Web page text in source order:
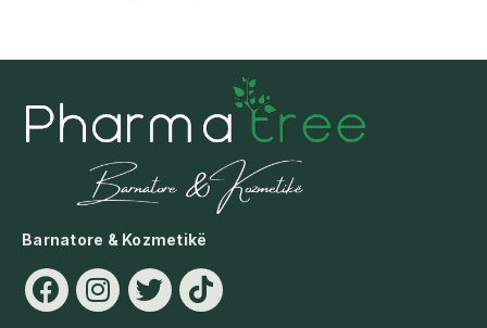
Barnatore & Kozmetikë